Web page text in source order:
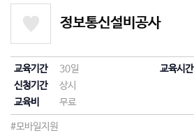
정보통신설비공사
교육기간 30일 교육시간
신청기간
상시
교육비
무료
#모바일지원